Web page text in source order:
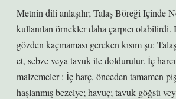
Metnin dili anlaşılır; Talaş Böreği Içinde
kullanılan örnekler daha çarpıcı olabilirdi.
gözden kaçmaması gereken kısım şu:
et, sebze veya tavuk ile doldurulur. İç
malzemeler : İç harç, önceden tamamen
haşlanmış bezelye; havuç; tavuk göğsü